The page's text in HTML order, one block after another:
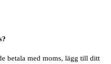
betala med moms, lägg till ditt